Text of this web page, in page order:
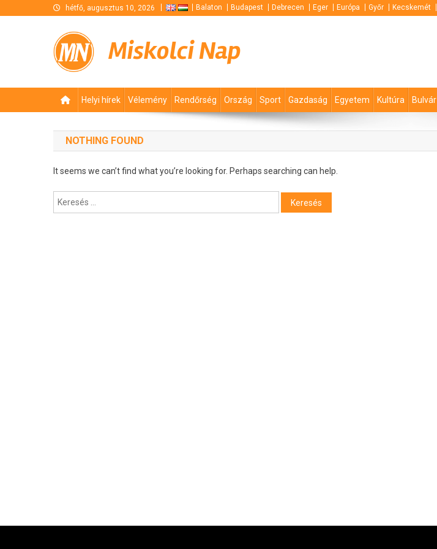
hétfő, augusztus 10, 2026 Balaton Budapest Debrecen Eger Európa Győr Kecskemét
Miskolci Nap
Helyi hírek Vélemény Rendőrség Ország Sport Gazdaság Egyetem Kultúra Bulvár
NOTHING FOUND
It seems we can’t find what you’re looking for. Perhaps searching can help.
Keresés: